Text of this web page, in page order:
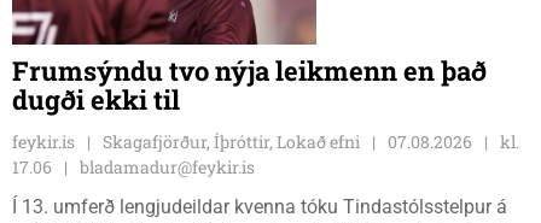
Frumsýndu tvo nýja leikmenn en það
dugði ekki til
feykir.is Skagafjörður, Íþróttir, Lokað efni 07.08.2026
kl.
17.06
bladamadur@feykir.is
Í 13. umferð lengjudeildar kvenna tóku Tindastólsstelpur á